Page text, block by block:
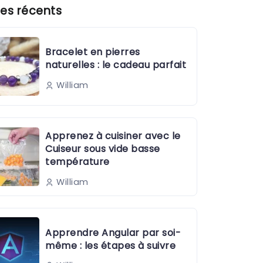
récents
Bracelet en pierres
naturelles : le cadeau parfait
William
Apprenez à cuisiner avec le
Cuiseur sous vide basse
température
William
Apprendre Angular par soi-
même : les étapes à suivre